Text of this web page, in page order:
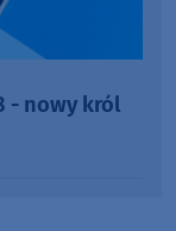
- nowy król